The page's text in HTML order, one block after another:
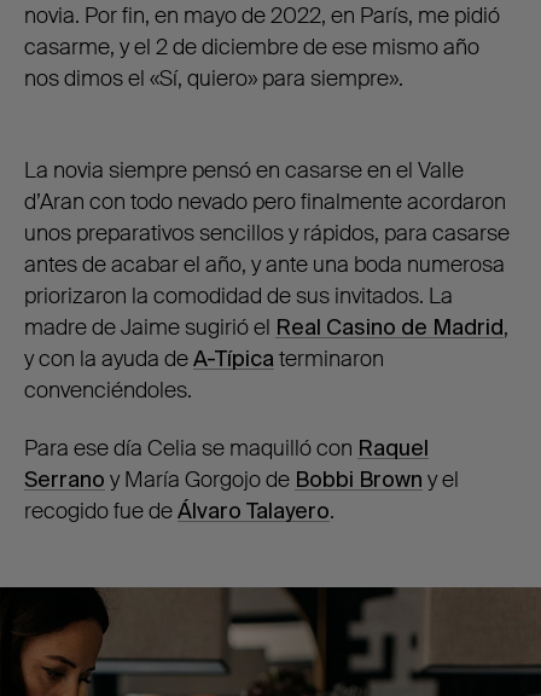
novia. Por fin, en mayo de 2022, en París, me pidió
casarme, y el 2 de diciembre de ese mismo año
nos dimos el «Sí, quiero» para siempre».
La novia siempre pensó en casarse en el Valle
d’Aran con todo nevado pero finalmente acordaron
unos preparativos sencillos y rápidos, para casarse
antes de acabar el año, y ante una boda numerosa
priorizaron la comodidad de sus invitados. La
madre de Jaime sugirió el Real Casino de Madrid,
y con la ayuda deA-Típica terminaron
convenciéndoles.
Para ese día Celia se maquilló con Raquel
Serrano y María Gorgojo de Bobbi Brown y el
recogido fue deÁlvaro Talayero.